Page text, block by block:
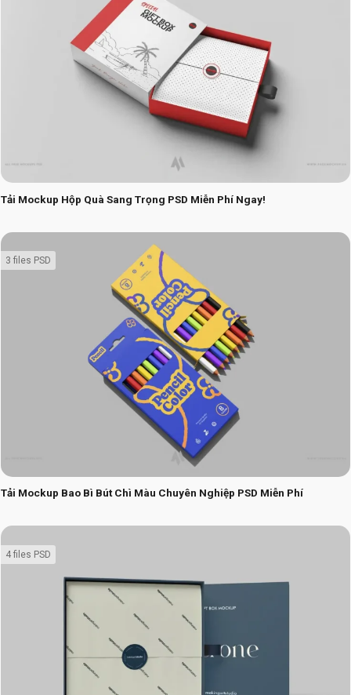
Tải Mockup Hộp Quà Sang Trọng PSD Miễn Phí Ngay!
Tải Mockup Bao Bì Bút Chì Màu Chuyên Nghiệp PSD Miễn Phí
3 files PSD
4 files PSD